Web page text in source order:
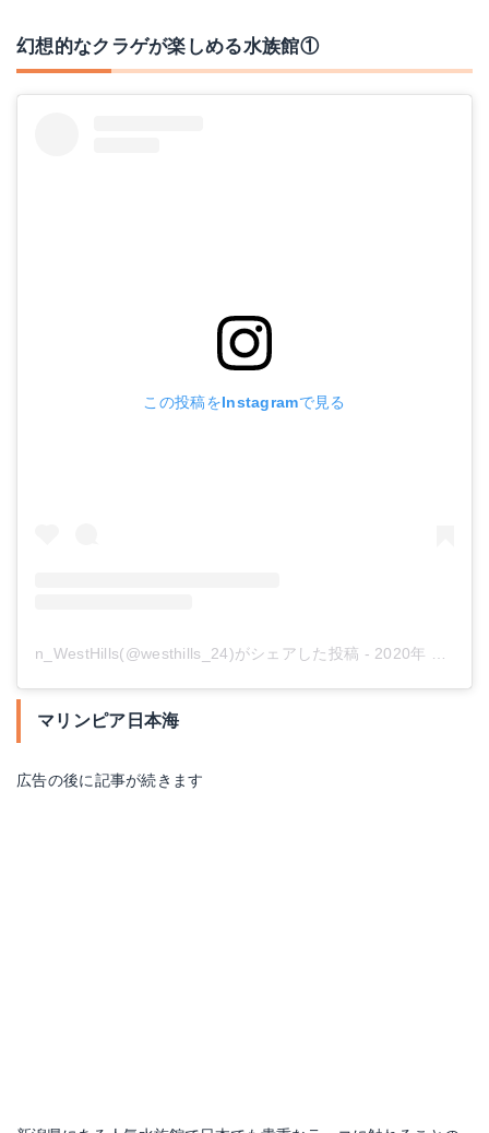
幻想的なクラゲが楽しめる水族館①
この投稿をInstagramで見る
n_WestHills(@westhills_24)がシェアした投稿 - 2020年 3月月18日午前9時22分PDT
マリンピア日本海
広告の後に記事が続きます